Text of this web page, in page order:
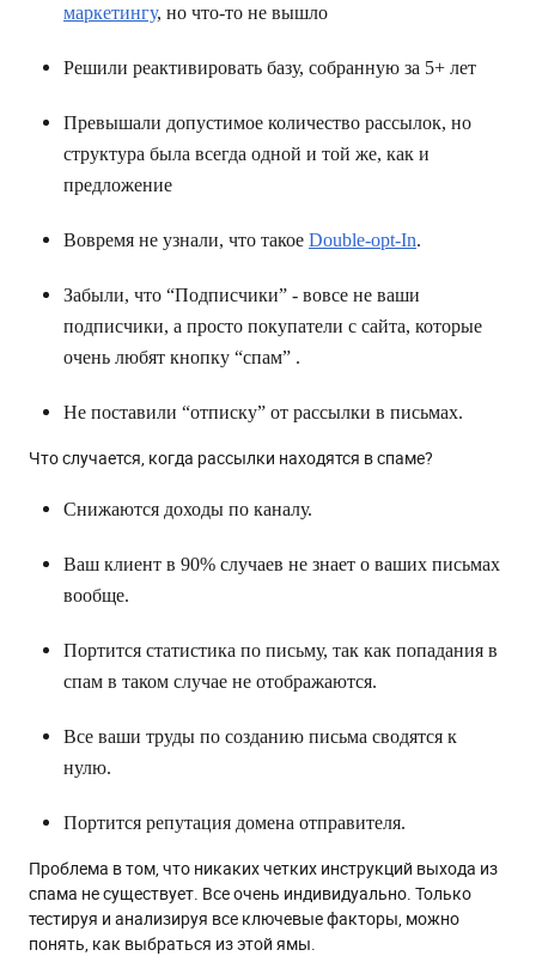
маркетингу, но что-то не вышло
Решили реактивировать базу, собранную за 5+ лет
Превышали допустимое количество рассылок, но
структура была всегда одной и той же, как и
предложение
Вовремя не узнали, что такое Double-opt-In.
Забыли, что “Подписчики” - вовсе не ваши
подписчики, а просто покупатели с сайта, которые
очень любят кнопку “спам” .
Не поставили “отписку” от рассылки в письмах.
Что случается, когда рассылки находятся в спаме?
Снижаются доходы по каналу.
Ваш клиент в 90% случаев не знает о ваших письмах
вообще.
Портится статистика по письму, так как попадания в
спам в таком случае не отображаются.
Все ваши труды по созданию письма сводятся к
нулю.
Портится репутация домена отправителя.
Проблема в том, что никаких четких инструкций выхода из
спама не существует. Все очень индивидуально. Только
тестируя и анализируя все ключевые факторы, можно
понять, как выбраться из этой ямы.